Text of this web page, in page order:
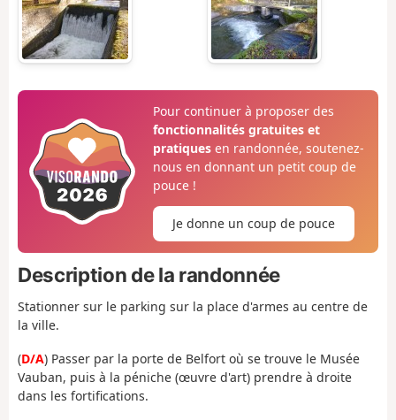
Pour continuer à proposer des
fonctionnalités gratuites et
pratiquesen randonnée, soutenez-
nous en donnant un petit coup de
pouce !
Je donne un coup de pouce
Description de la randonnée
Stationner sur le parking sur la place d'armes au centre de
la ville.
(D/A) Passer par la porte de Belfort où se trouve le Musée
Vauban, puis à la péniche (œuvre d'art) prendre à droite
dans les fortifications.